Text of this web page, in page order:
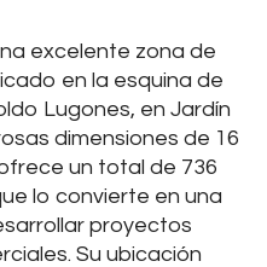
excelente zona de
en la esquina de
Lugones, en Jardín
dimensiones de 16
un total de 736
lo convierte en una
proyectos
Su ubicación